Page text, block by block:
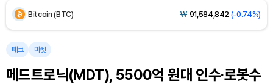
Bitcoin (BTC) ₩ 91,584,842 (-0.74%)
Ethereum (ETH)
Tether USDt (USDT) ₩1,421(-0.01%)
테크 마켓
메드트로닉(MDT), 5500억 원대 인수·로봇수